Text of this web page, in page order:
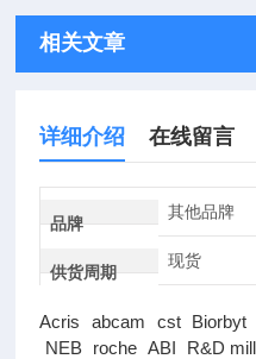
相关文章
详细介绍 在线留言
品牌
其他品牌
供货周期
现货
Acris abcam cst Biorbyt
NEB roche ABI R&D